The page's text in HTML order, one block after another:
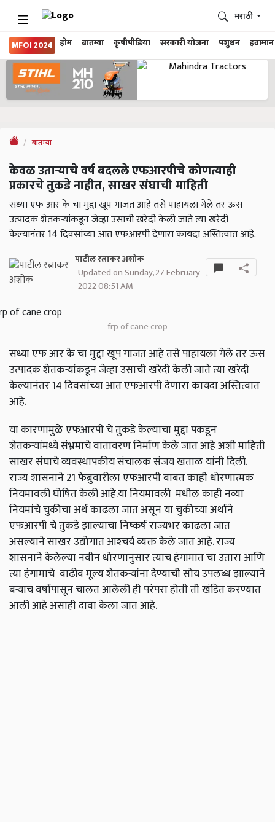
MFOI 2024 होम बातम्या कृषीपीडिया सरकारी योजना पशुधन हवामान
मराठी
बातम्या
केवळ उताऱ्याचे वर्ष बदलले एफआरपीचे कोणत्याही
प्रकारचे तुकडे नाहीत, साखर संघाची माहिती
सध्या एफ आर के चा मुद्दा खूप गाजत आहे तसे पाहायला गेले तर ऊस
उत्पादक शेतकऱ्यांकडून जेव्हा उसाची खरेदी केली जाते त्या खरेदी
केल्यानंतर 14 दिवसांच्या आत एफआरपी देणारा कायदा अस्तित्वात आहे.
पाटील रत्नाकर अशोक
Updated on Sunday, 27 February
2022 08:51 AM
frp of cane crop
सध्या एफ आर के चा मुद्दा खूप गाजत आहे तसे पाहायला गेले तर ऊस
उत्पादक शेतकऱ्यांकडून जेव्हा उसाची खरेदी केली जाते त्या खरेदी
केल्यानंतर 14 दिवसांच्या आत एफआरपी देणारा कायदा अस्तित्वात
आहे.
या कारणामुळे एफआरपी चे तुकडे केल्याचा मुद्दा पकडून
शेतकऱ्यांमध्ये संभ्रमाचे वातावरण निर्माण केले जात आहे अशी माहिती
साखर संघाचे व्यवस्थापकीय संचालक संजय खताळ यांनी दिली.
राज्य शासनाने 21 फेब्रुवारीला एफआरपी बाबत काही धोरणात्मक
नियमावली घोषित केली आहे.या नियमावली मधील काही नव्या
नियमांचे चुकीचा अर्थ काढला जात असून या चुकीच्या अर्थाने
एफआरपी चे तुकडे झाल्याचा निष्कर्ष राज्यभर काढला जात
असल्याने साखर उद्योगात आश्‍चर्य व्यक्त केले जात आहे. राज्य
शासनाने केलेल्या नवीन धोरणानुसार त्याच हंगामात चा उतारा आणि
त्या हंगामाचे वाढीव मूल्य शेतकऱ्यांना देण्याची सोय उपलब्ध झाल्याने
बऱ्याच वर्षापासून चालत आलेली ही परंपरा होती ती खंडित करण्यात
आली आहे असाही दावा केला जात आहे.